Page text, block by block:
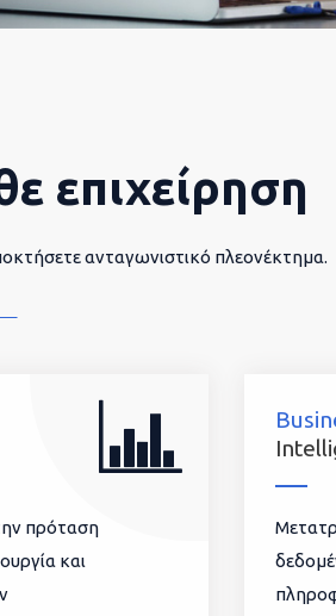
επιχείρηση
ανταγωνιστικό πλεονέκτημα.
πρόταση
και